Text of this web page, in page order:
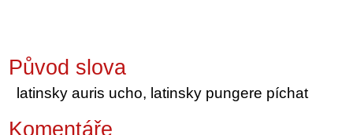
Původ slova
latinsky auris ucho, latinsky pungere píchat
Komentáře